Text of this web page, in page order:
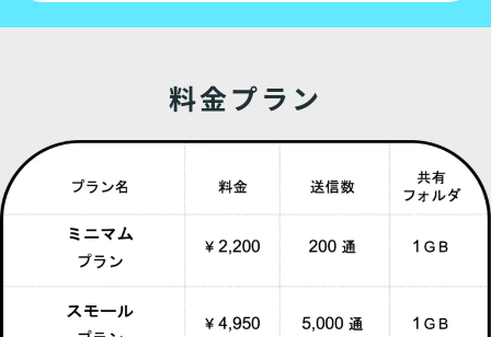
料金プラン